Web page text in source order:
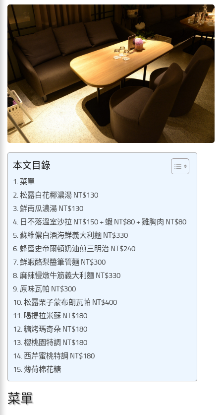
本文目錄
菜單
松露白花椰濃湯 NT$130
鮮南瓜濃湯 NT$130
日不落溫室沙拉 NT$150 + 蝦 NT$80 + 雞胸肉 NT$80
蘇維儂白酒海鮮義大利麵 NT$330
蜂蜜史帝爾頓奶油煎三明治 NT$240
鮮蝦酪梨醬筆管麵 NT$300
麻辣慢燉牛筋義大利麵 NT$330
原味瓦帕 NT$300
松露栗子蒙布朗瓦帕 NT$400
喝提拉米蘇 NT$180
糖烤瑪奇朵 NT$180
櫻桃園特調 NT$180
西芹蜜桃特調 NT$180
薄荷棉花糖
菜單